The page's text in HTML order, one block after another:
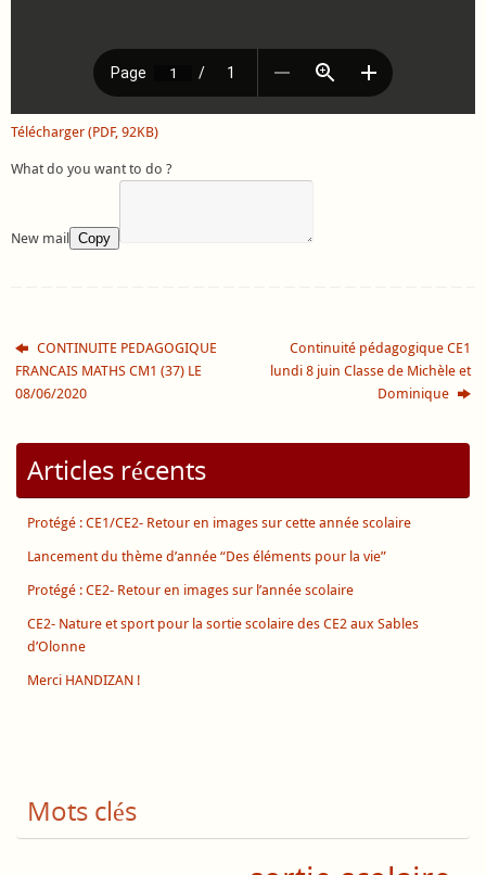
Télécharger (PDF, 92KB)
What do you want to do ?
New mail Copy
CONTINUITE PEDAGOGIQUE
FRANCAIS MATHS CM1 (37) LE
08/06/2020
Continuité pédagogique CE1
lundi 8 juin Classe de Michèle et
Dominique
Articles récents
Protégé : CE1/CE2- Retour en images sur cette année scolaire
Lancement du thème d’année “Des éléments pour la vie”
Protégé : CE2- Retour en images sur l’année scolaire
CE2- Nature et sport pour la sortie scolaire des CE2 aux Sables
d’Olonne
Merci HANDIZAN !
Mots clés